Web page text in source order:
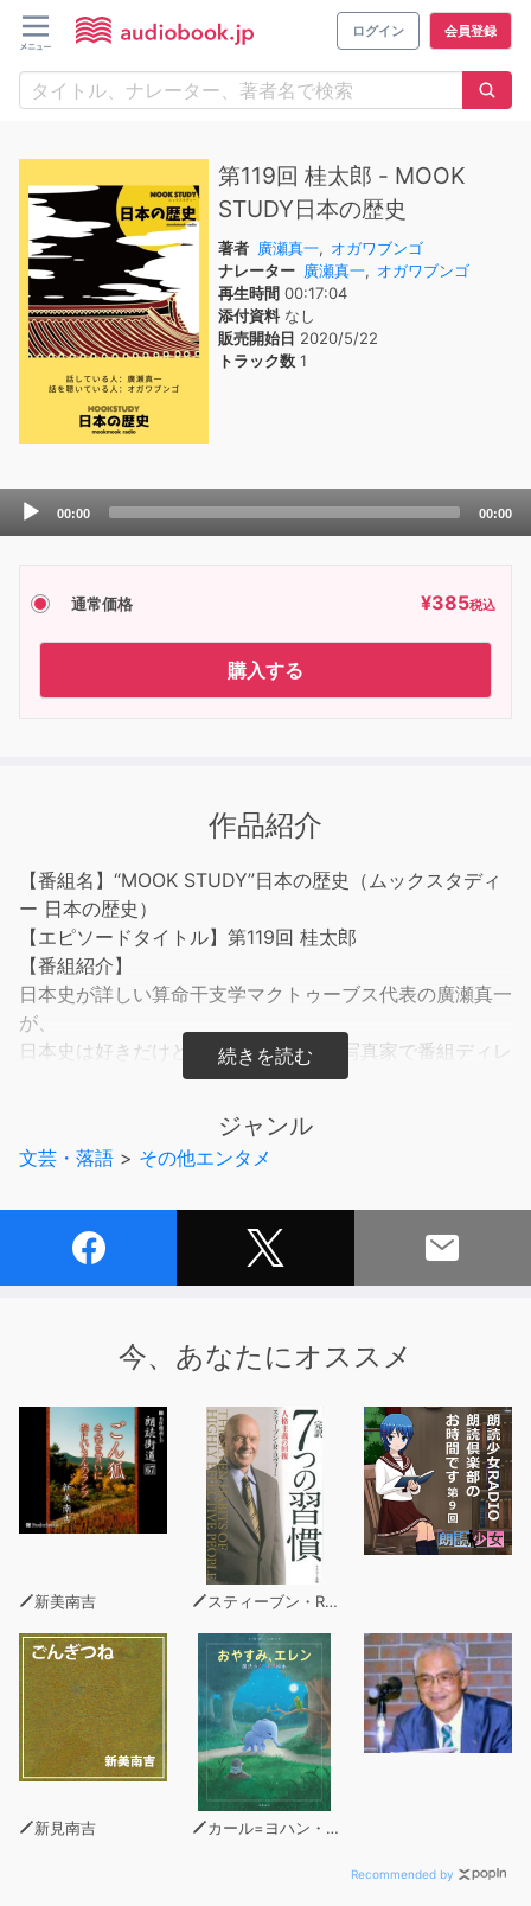
ログイン 会員登録
第119回 桂太郎 - MOOK
STUDY日本の歴史
著者 廣瀬真一, オガワブンゴ
ナレーター 廣瀬真一, オガワブンゴ
再生時間 00:17:04
添付資料なし
販売開始日 2020/5/22
トラック数 1
Audio
Player
00:00 00:00
通常価格 ¥385税込
購入する
作品紹介
【番組名】“MOOK STUDY”日本の歴史（ムックスタディ
ー 日本の歴史）
【エピソードタイトル】第119回 桂太郎
【番組紹介】
日本史が詳しい算命干支学マクトゥーブス代表の廣瀬真一
が、
日本史は好きだけどあまり詳しくない写真家で番組ディレ
クターのオガワブンゴに教えていく形で番組を進行してい
「小難しいのは嫌だけど、カジュアルに聴きたい」という
方や「日本史をもう一度おさらいしたい」、「日本史に興
も増えれば嬉しいなと思ってます！
【企画・ディレクター】オガワブンゴ
ジャンル
文芸・落語 > その他エンタメ
今、あなたにオススメ
新美南吉 スティーブン・R・コヴィー
新見南吉 カール=ヨハン・エリーン（著）
Recommended by